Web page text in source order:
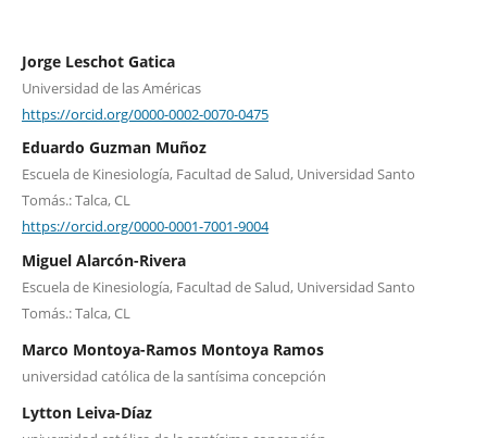
Jorge Leschot Gatica
Universidad de las Américas
https://orcid.org/0000-0002-0070-0475
Eduardo Guzman Muñoz
Escuela de Kinesiología, Facultad de Salud, Universidad Santo
Tomás.: Talca, CL
https://orcid.org/0000-0001-7001-9004
Miguel Alarcón-Rivera
Escuela de Kinesiología, Facultad de Salud, Universidad Santo
Tomás.: Talca, CL
Marco Montoya-Ramos Montoya Ramos
universidad católica de la santísima concepción
Lytton Leiva-Díaz